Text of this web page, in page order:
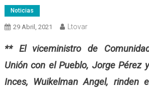
Noticias
29 Abril, 2021 Ltovar
** El viceministrode
Unión con el Pueblo, Jorge Pérez
Inces, Wuikelman Angel, rinden